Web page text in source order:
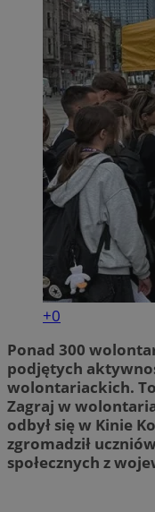
+0
Ponad 300
podjętych
wolontariackich. To
Zagraj w
odbył się w Kinie
zgromadził
społecznych z